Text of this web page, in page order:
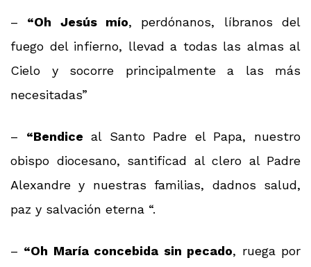
– “Oh Jesús mío, perdónanos, líbranos del
fuego del infierno, llevad a todas las almas al
Cielo y socorre principalmente a las más
necesitadas”
– “Bendice al Santo Padre el Papa, nuestro
obispo diocesano, santificad al clero al Padre
Alexandre y nuestras familias, dadnos salud,
paz y salvación eterna “.
– “Oh María concebida sin pecado, ruega por